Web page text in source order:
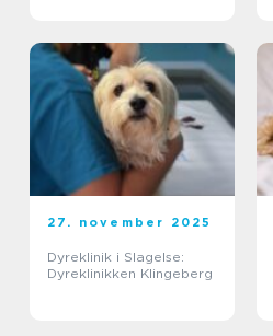
27. november 2025
Dyreklinik i Slagelse:
Dyreklinikken Klingeberg